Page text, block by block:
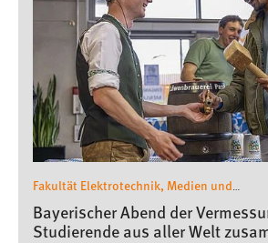
Fakultät Elektrotechnik, Medien und
Informatik
Bayerischer Abend der
Studierende aus aller Welt